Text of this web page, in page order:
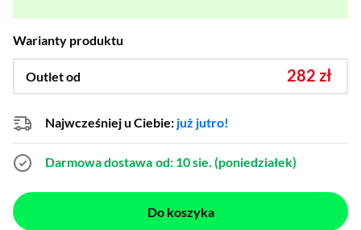
Warianty produktu
Outlet od 282 zł
Najwcześniej u Ciebie: już jutro!
Darmowa dostawa od: 10 sie. (poniedziałek)
Do koszyka